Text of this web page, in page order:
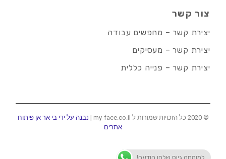
צור קשר
יצירת קשר – מחפשים עבודה
יצירת קשר – מעסיקים
יצירת קשר – פנייה כללית
© 2020 כל הזכויות שמורות ל my-face.co.il |
נבנה על ידי בי אר אן פיתוח
אתרים
למומחה גיוס שלחו הודעה!